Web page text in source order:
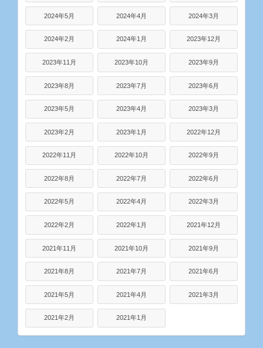
2024年5月 2024年4月 2024年3月
2024年2月 2024年1月 2023年12月
2023年11月 2023年10月 2023年9月
2023年8月 2023年7月 2023年6月
2023年5月 2023年4月 2023年3月
2023年2月 2023年1月 2022年12月
2022年11月 2022年10月 2022年9月
2022年8月 2022年7月 2022年6月
2022年5月 2022年4月 2022年3月
2022年2月 2022年1月 2021年12月
2021年11月 2021年10月 2021年9月
2021年8月 2021年7月 2021年6月
2021年5月 2021年4月 2021年3月
2021年2月 2021年1月